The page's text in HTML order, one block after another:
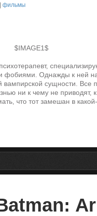
фильмы
$IMAGE1$
фобиями. Однажды к ней
вампирской сущности. Все
ни к чему не приводят,
что тот замешан в